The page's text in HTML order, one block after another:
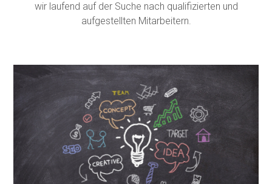
wir laufend auf der Suche nach qualifizierten und
aufgestellten Mitarbeitern.